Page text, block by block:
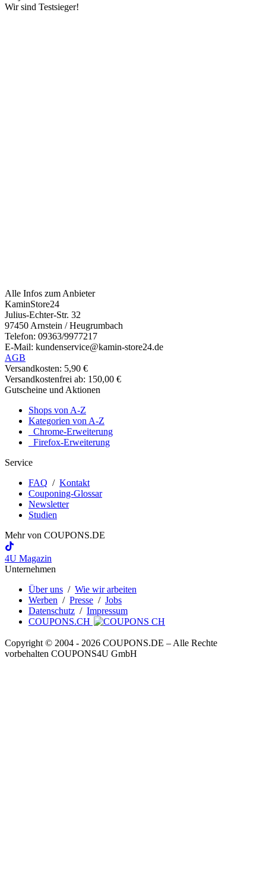
Wir sind Testsieger!
Alle Infos zum Anbieter
KaminStore24
Julius-Echter-Str. 32
97450 Arnstein / Heugrumbach
Telefon: 09363/9977217
E-Mail: kundenservice@kamin-store24.de
AGB
Versandkosten: 5,90 €
Versandkostenfrei ab: 150,00 €
Gutscheine und Aktionen
Shops von A-Z
Kategorien von A-Z
Chrome-Erweiterung
Firefox-Erweiterung
Service
FAQ / Kontakt
Couponing-Glossar
Newsletter
Studien
Mehr von COUPONS.DE
4U Magazin
Unternehmen
Über uns / Wie wir arbeiten
Werben / Presse / Jobs
Datenschutz / Impressum
COUPONS.CH
Copyright © 2004 ‐ 2026 COUPONS.DE – Alle Rechte
vorbehalten COUPONS4U GmbH